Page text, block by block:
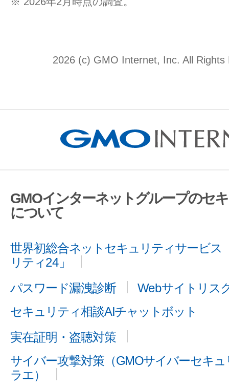
2026 (c) GMO Internet, Inc. All Rights
GMOインターネットグループのセ
について
世界初総合ネットセキュリティサービス
リティ24」
パスワード漏洩診断
Webサイトリス
セキュリティ相談AIチャットボット
実在証明・盗聴対策
サイバー攻撃対策（GMOサイバーセキ
ラエ）